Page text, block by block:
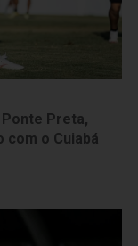
Preta,
com o Cuiabá